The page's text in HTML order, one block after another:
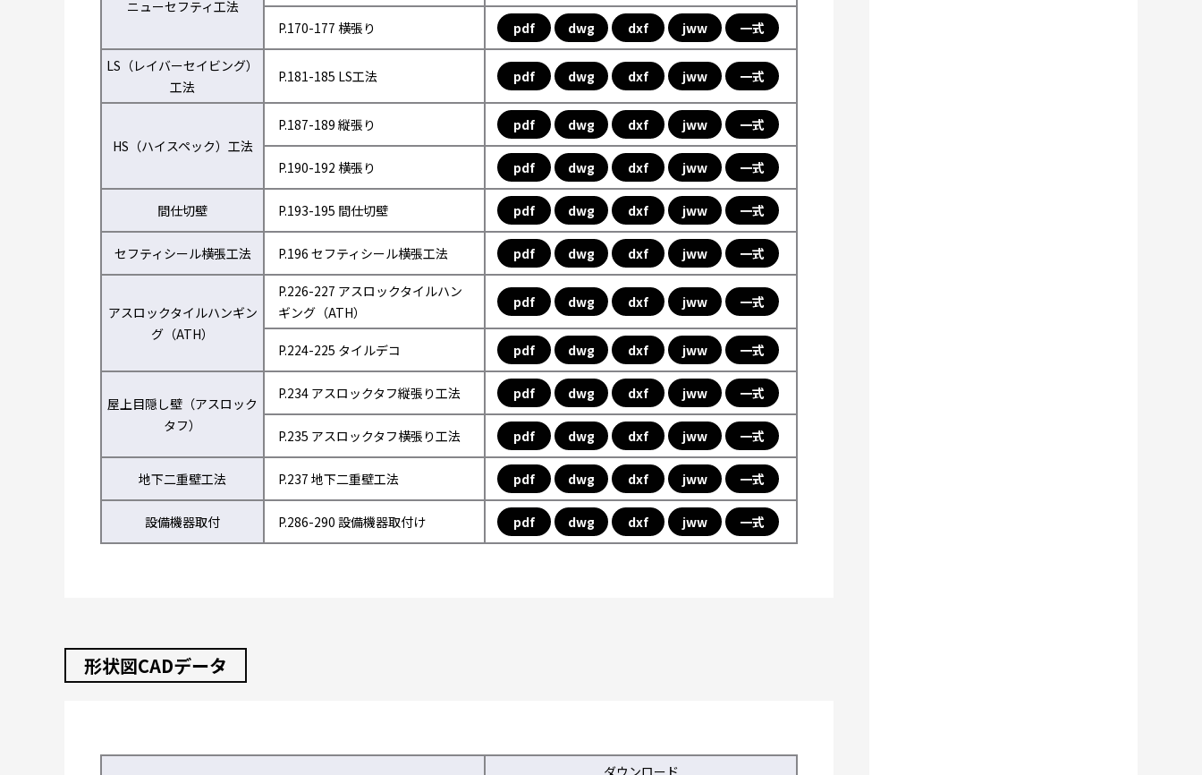
ニューセフティ工法
P.170-177 横張り pdf dwg dxf jww 一式
LS（レイバーセイビング）
工法
P.181-185 LS工法 pdf dwg dxf jww 一式
HS（ハイスペック）工法
P.187-189 縦張り pdf dwg dxf jww 一式
P.190-192 横張り pdf dwg dxf jww 一式
間仕切壁 P.193-195 間仕切壁 pdf dwg dxf jww 一式
セフティシール横張工法 P.196 セフティシール横張工法 pdf dwg dxf jww 一式
アスロックタイルハンギン
グ（ATH）
P.226-227 アスロックタイルハン
ギング（ATH）
pdf dwg dxf jww 一式
P.224-225 タイルデコ pdf dwg dxf jww 一式
屋上目隠し壁（アスロック
タフ）
P.234 アスロックタフ縦張り工法 pdf dwg dxf jww 一式
P.235 アスロックタフ横張り工法 pdf dwg dxf jww 一式
地下二重壁工法 P.237 地下二重壁工法 pdf dwg dxf jww 一式
設備機器取付 P.286-290 設備機器取付け pdf dwg dxf jww 一式
形状図CADデータ
ダウンロード